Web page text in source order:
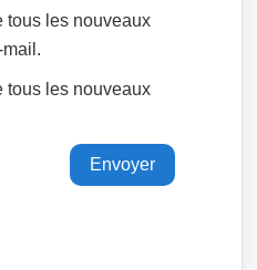
tous les nouveaux
tous les nouveaux